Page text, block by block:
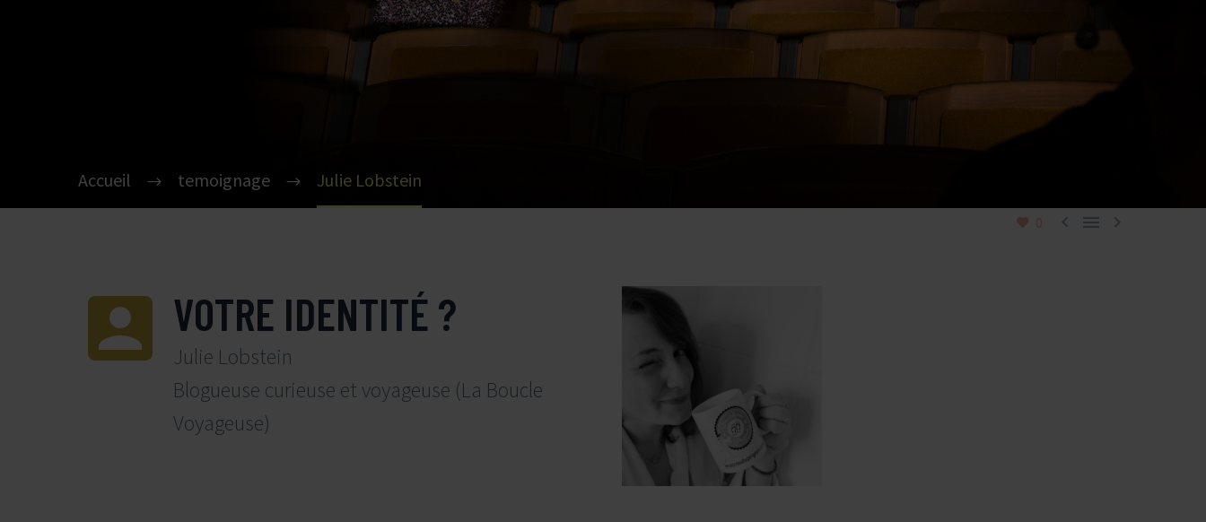
Accueil temoignage Julie Lobstein
0   

 VOTRE IDENTITÉ ?
Julie Lobstein
Blogueuse curieuse et voyageuse (La Boucle
Voyageuse)